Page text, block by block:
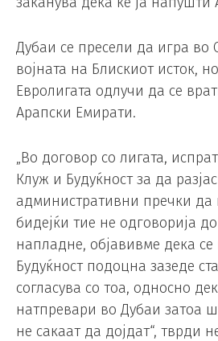
Дубаи се пресели да игра во
војната на Блискиот исток,
Евролигата одлучи да се
Арапски Емирати.
„Во договор со лигата,
Клуж и Будуќност за да
административни пречки да
бидејќи тие не одговорија
напладне, објавивме дека
Будуќност подоцна зазеде
согласува со тоа, односно
натпревари во Дубаи затоа
не сакаат да дојдат“, тврди